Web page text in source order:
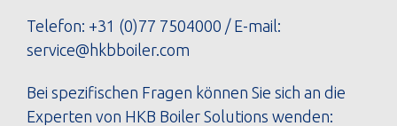
Telefon: +31 (0)77 7504000 / E-mail:
service@hkbboiler.com
Bei spezifischen Fragen können Sie sich an die
Experten von HKB Boiler Solutions wenden: